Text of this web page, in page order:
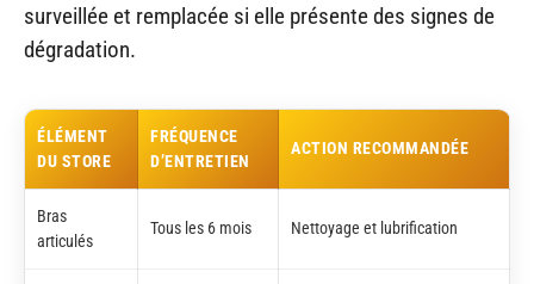
surveillée et remplacée si elle présente des signes de
dégradation.
ÉLÉMENT
DU STORE
FRÉQUENCE
D’ENTRETIEN
ACTION RECOMMANDÉE
Bras
articulés
Tous les 6 mois Nettoyage et lubrification